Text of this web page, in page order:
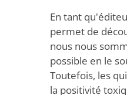
En tant
permet de
nous nous
possible en le
Toutefois, les
la positivité